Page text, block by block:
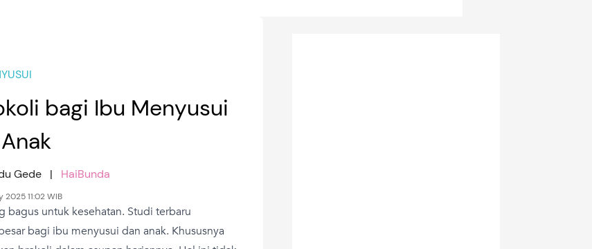
bagi Ibu Menyusui
Gede | HaiBunda
2025 11:02 WIB
untuk kesehatan. Studi terbaru
bagi ibu menyusui dan anak. Khususnya